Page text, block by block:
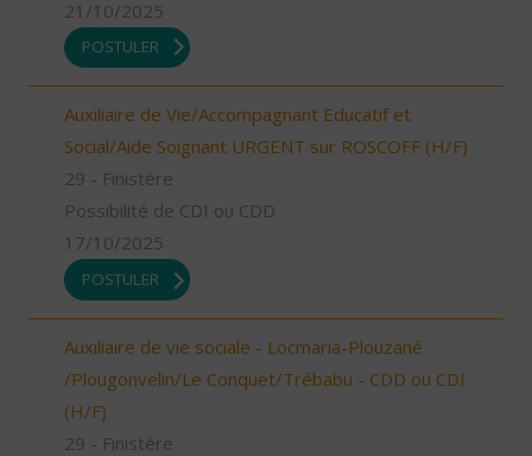
21/10/2025
POSTULER
Auxiliaire de Vie/Accompagnant Educatif et
Social/Aide Soignant URGENT sur ROSCOFF (H/F)
29 - Finistère
Possibilité de CDI ou CDD
17/10/2025
POSTULER
Auxiliaire de vie sociale - Locmaria-Plouzané
/Plougonvelin/Le Conquet/Trébabu - CDD ou CDI
(H/F)
29 - Finistère